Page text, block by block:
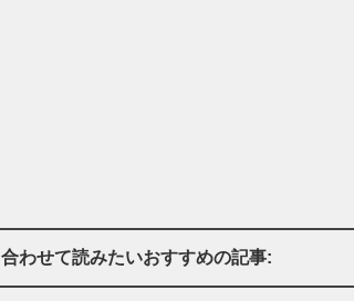
合わせて読みたいおすすめの記事: